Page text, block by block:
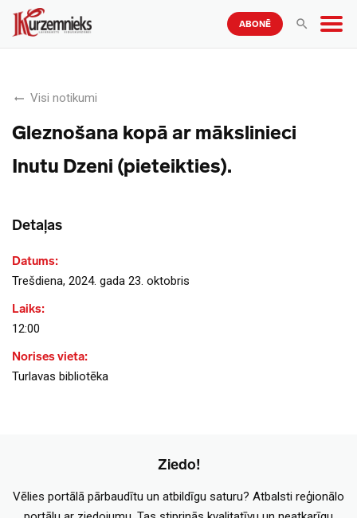
ABONĒ
Visi notikumi
Gleznošana kopā ar mākslinieci
Inutu Dzeni (pieteikties).
Detaļas
Datums:
Trešdiena, 2024. gada 23. oktobris
Laiks:
12:00
Norises vieta:
Turlavas bibliotēka
Ziedo!
Vēlies portālā pārbaudītu un atbildīgu saturu? Atbalsti reģionālo